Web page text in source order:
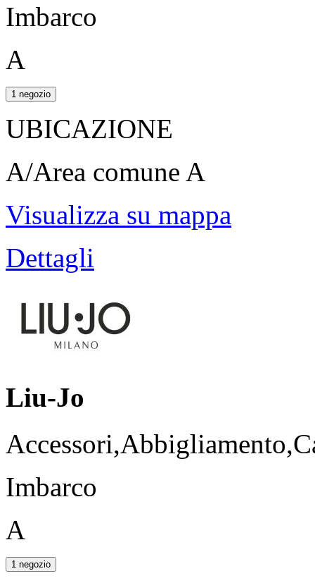
Imbarco
A
1 negozio
UBICAZIONE
A/Area comune A
Visualizza su mappa
Dettagli
Liu-Jo
Imbarco
A
1 negozio